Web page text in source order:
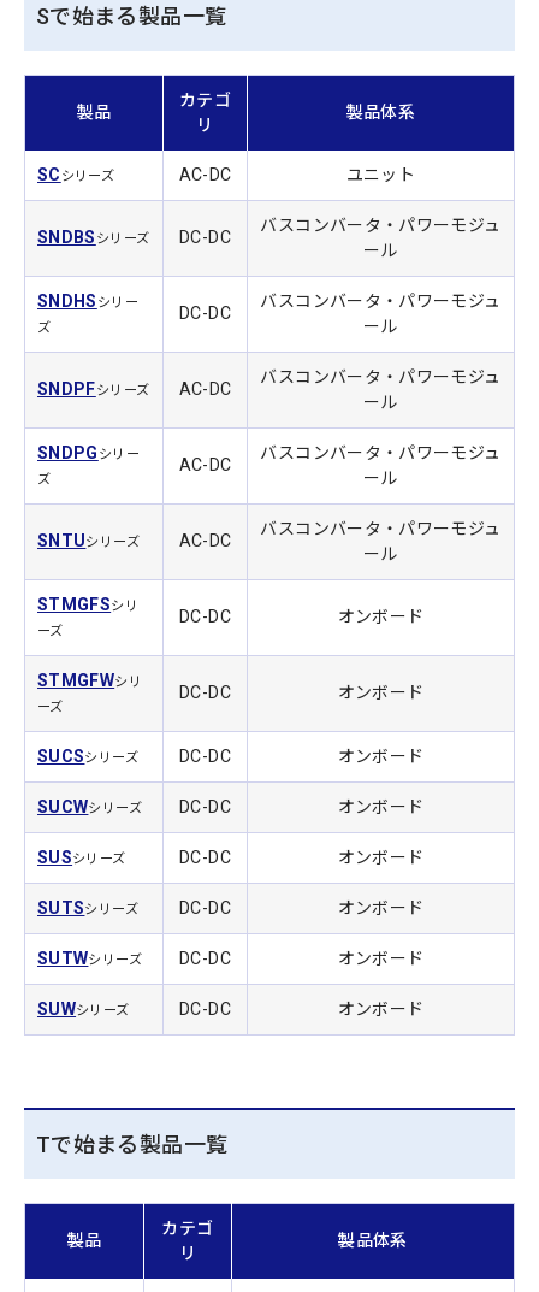
Sで始まる製品一覧
製品
カテゴ
リ
製品体系
SC シリーズ AC-DC ユニット
SNDBS シリーズ DC-DC
バスコンバータ・パワーモジュ
ール
SNDHS シリー
ズ
DC-DC
バスコンバータ・パワーモジュ
ール
SNDPFシリーズ AC-DC
バスコンバータ・パワーモジュ
ール
SNDPG シリー
ズ
AC-DC
バスコンバータ・パワーモジュ
ール
SNTUシリーズ AC-DC
バスコンバータ・パワーモジュ
ール
STMGFSシリ
ーズ
DC-DC オンボード
STMGFWシリ
ーズ
DC-DC オンボード
SUCSシリーズ DC-DC オンボード
SUCWシリーズ DC-DC オンボード
SUSシリーズ DC-DC オンボード
SUTSシリーズ DC-DC オンボード
SUTWシリーズ DC-DC オンボード
SUWシリーズ DC-DC オンボード
Tで始まる製品一覧
製品
カテゴ
リ
製品体系